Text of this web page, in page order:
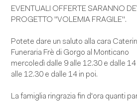
EVENTUALI OFFERTE SARANNO
PROGETTO "VOLEMIA FRAGILE".
Potete dare un saluto alla cara
Funeraria Frè di Gorgo al Monticano
mercoledì dalle 9 alle 12.30 e dalle
alle 12.30 e dalle 14 in poi.
La famiglia ringrazia fin d'ora quanti